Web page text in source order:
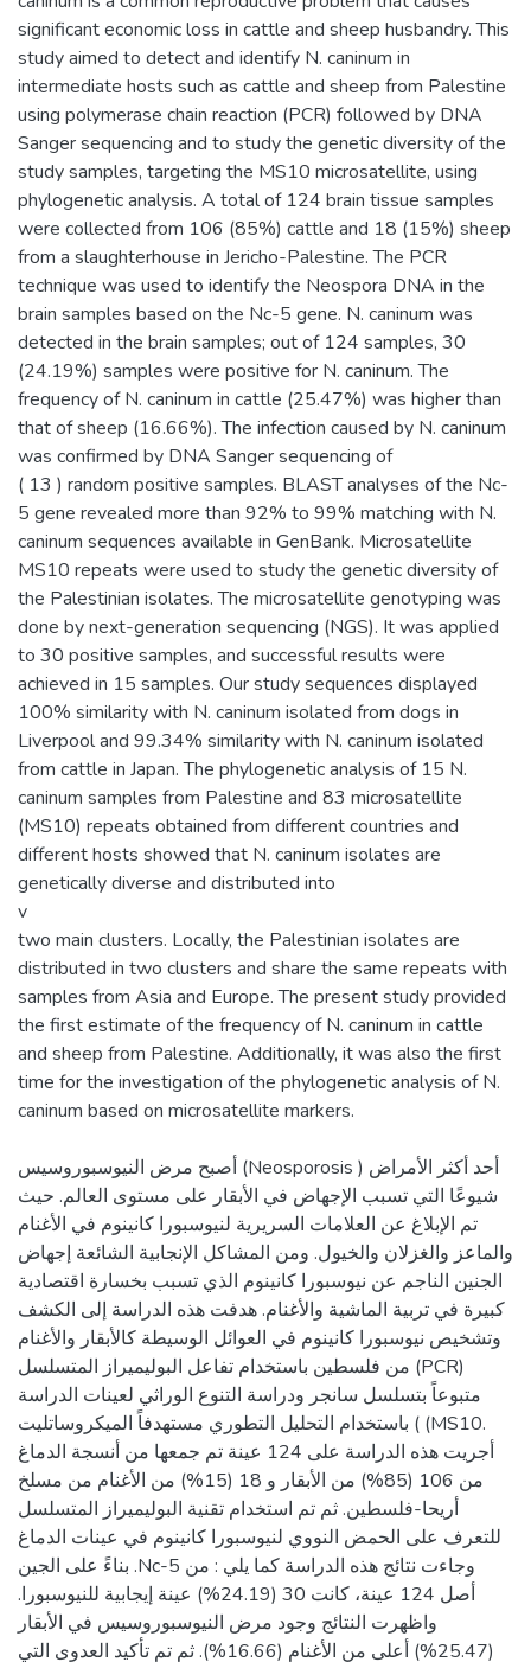
significant economic loss in cattle and sheep husbandry. This
study aimed to detect and identify N. caninum in
intermediate hosts such as cattle and sheep from Palestine
using polymerase chain reaction (PCR) followed by DNA
Sanger sequencing and to study the genetic diversity of the
study samples, targeting the MS10 microsatellite, using
phylogenetic analysis. A total of 124 brain tissue samples
were collected from 106 (85%) cattle and 18 (15%) sheep
from a slaughterhouse in Jericho-Palestine. The PCR
technique was used to identify the Neospora DNA in the
brain samples based on the Nc-5 gene. N. caninum was
detected in the brain samples; out of 124 samples, 30
(24.19%) samples were positive for N. caninum. The
frequency of N. caninum in cattle (25.47%) was higher than
that of sheep (16.66%). The infection caused by N. caninum
was confirmed by DNA Sanger sequencing of
( 13 ) random positive samples. BLAST analyses of the Nc-
5 gene revealed more than 92% to 99% matching with N.
caninum sequences available in GenBank. Microsatellite
MS10 repeats were used to study the genetic diversity of
the Palestinian isolates. The microsatellite genotyping was
done by next-generation sequencing (NGS). It was applied
to 30 positive samples, and successful results were
achieved in 15 samples. Our study sequences displayed
100% similarity with N. caninum isolated from dogs in
Liverpool and 99.34% similarity with N. caninum isolated
from cattle in Japan. The phylogenetic analysis of 15 N.
caninum samples from Palestine and 83 microsatellite
(MS10) repeats obtained from different countries and
different hosts showed that N. caninum isolates are
genetically diverse and distributed into
v
two main clusters. Locally, the Palestinian isolates are
distributed in two clusters and share the same repeats with
samples from Asia and Europe. The present study provided
the first estimate of the frequency of N. caninum in cattle
and sheep from Palestine. Additionally, it was also the first
time for the investigation of the phylogenetic analysis of N.
أصبح مرض النيوسبوروسيس (Neosporosis ) أحد أكثر الأمراض
شيوعًا التي تسبب الإجهاض في الأبقار على مستوى العالم. حيث
تم الإبلاغ عن العلامات السريرية لنيوسبورا كانينوم في الأغنام
والماعز والغزلان والخيول. ومن المشاكل الإنجابية الشائعة إجهاض
الجنين الناجم عن نيوسبورا كانينوم الذي تسبب بخسارة اقتصادية
كبيرة في تربية الماشية والأغنام. هدفت هذه الدراسة إلى الكشف
وتشخيص نيوسبورا كانينوم في العوائل الوسيطة كالأبقار والأغنام
من فلسطين باستخدام تفاعل البوليميراز المتسلسل (PCR)
متبوعاً بتسلسل سانجر ودراسة التنوع الوراثي لعينات الدراسة
باستخدام التحليل التطوري مستهدفاً الميكروساتليت ( (MS10.
أجريت هذه الدراسة على 124 عينة تم جمعها من أنسجة الدماغ
من 106 (85%) من الأبقار و 18 (15%) من الأغنام من مسلخ
أريحا-فلسطين. ثم تم استخدام تقنية البوليميراز المتسلسل
للتعرف على الحمض النووي لنيوسبورا كانينوم في عينات الدماغ
بناءً على الجين .Nc-5 وجاءت نتائج هذه الدراسة كما يلي : من
أصل 124 عينة، كانت 30 (24.19%) عينة إيجابية للنيوسبورا.
واظهرت النتائج وجود مرض النيوسبوروسيس في الأبقار
(25.47%) أعلى من الأغنام (16.66%). ثم تم تأكيد العدوى التي